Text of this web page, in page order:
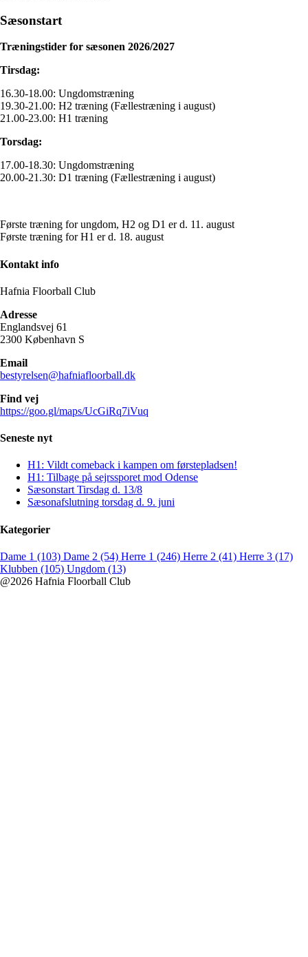
Sæsonstart
Træningstider for sæsonen 2026/2027
Tirsdag:
16.30-18.00: Ungdomstræning
19.30-21.00: H2 træning (Fællestræning i august)
21.00-23.00: H1 træning
Torsdag:
17.00-18.30: Ungdomstræning
20.00-21.30: D1 træning (Fællestræning i august)
Første træning for ungdom, H2 og D1 er d. 11. august
Første træning for H1 er d. 18. august
Kontakt info
Hafnia Floorball Club
Adresse
Englandsvej 61
2300 København S
Email
bestyrelsen@hafniafloorball.dk
Find vej
https://goo.gl/maps/UcGiRq7iVuq
Seneste nyt
H1: Vildt comeback i kampen om førstepladsen!
H1: Tilbage på sejrssporet mod Odense
Sæsonstart Tirsdag d. 13/8
Sæsonafslutning torsdag d. 9. juni
Kategorier
Dame 1 (103) Dame 2 (54) Herre 1 (246) Herre 2 (41) Herre 3 (17)
Klubben (105) Ungdom (13)
@2026 Hafnia Floorball Club